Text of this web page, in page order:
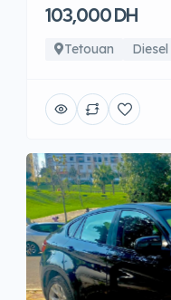
103,000 DH
Tetouan Diesel